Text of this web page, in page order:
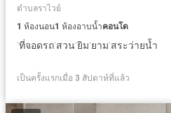
ตำบลราไวย์
1 ห้องนอน1 ห้องอาบน้ำคอนโด
·ที่จอดรถ·สวน·ยิม·ยาม·สระว่ายน้ำ
เป็นครั้งแรกเมื่อ 3 สัปดาห์ที่แล้ว